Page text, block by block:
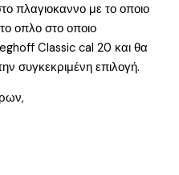
πλαγιοκαννο με το οποιο
οπλο στο οποιο
Classic cal 20 και θα
συγκεκριμένη επιλογή.